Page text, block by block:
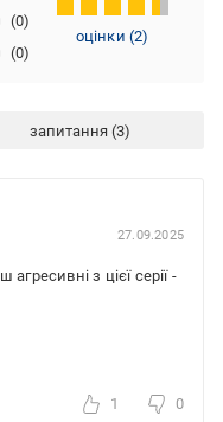
(0)
(0)
оцінки(2)
запитання
27.09.2025
з цієї серії -
1 0